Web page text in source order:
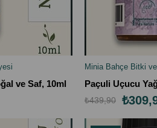
ve Saf, 10ml
SEPETE EKLE
Minia Bahçe Bitki
Paçuli Uçucu
₺439,90